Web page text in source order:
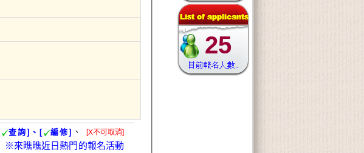
25
查詢]、[ 編修] 、 [X不可取消]
※來瞧瞧近日熱門的報名活動